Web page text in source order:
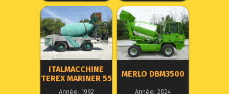
ITALMACCHINE
TEREX MARINER 55
Année: 1992
MERLO DBM3500
Année: 2024